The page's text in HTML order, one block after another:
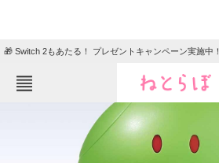
🎁 Switch 2もあたる！ プレゼントキャンペーン実施中！
ねとらぼメニュー